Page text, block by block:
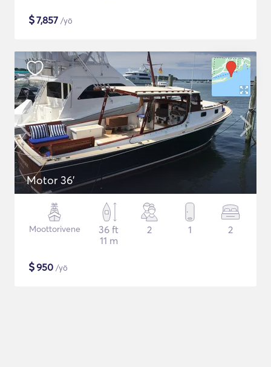
$7,857 /yö
Motor 36'
Moottorivene
36 ft
11 m
2 1 2
$950 /yö